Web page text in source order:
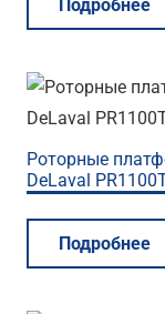
Подробнее
Роторные
DeLaval
Подробнее